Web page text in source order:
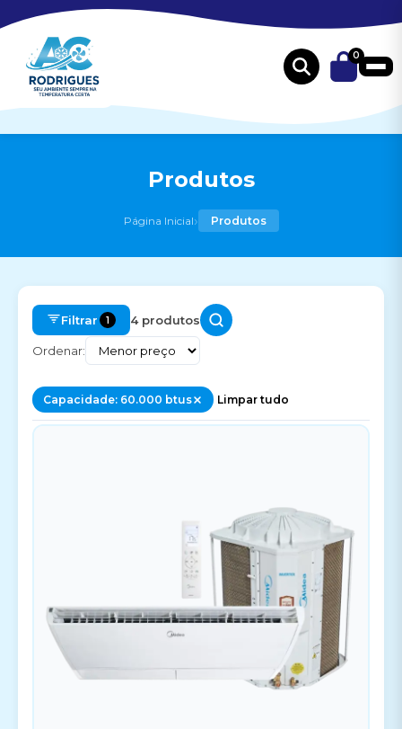
0
Produtos
Página Inicial› Produtos
Filtrar 1 4 produtos
Ordenar:
Capacidade: 60.000 btus Limpar tudo